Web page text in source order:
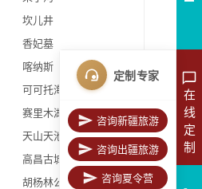
坎儿井
香妃墓
喀纳斯
可可托海
赛里木湖
天山天池
高昌古城
胡杨林公园
在
线
定
制
定制专家
咨询新疆旅游
咨询出疆旅游
咨询夏令营